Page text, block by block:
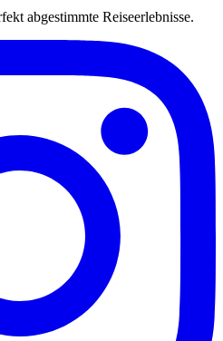
abgestimmte Reiseerlebnisse.